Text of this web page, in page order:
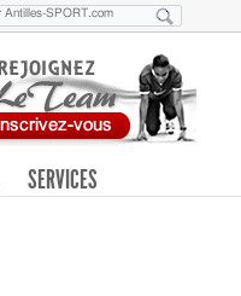
SERVICES